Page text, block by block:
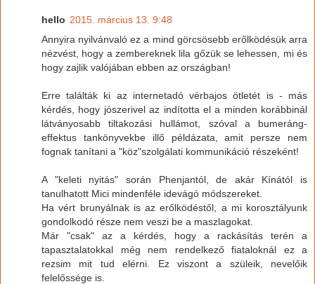
hello 2015. március 13. 9:48
Annyira nyilvánvaló ez a mind görcsösebb erőlködésük arra
nézvést, hogy a zembereknek lila gőzük se lehessen, mi és
hogy zajlik valójában ebben az országban!
Erre találták ki az internetadó vérbajos ötletét is - más
kérdés, hogy jószerivel az indította el a minden korábbinál
látványosabb tiltakozási hullámot, szóval a bumeráng-
effektus tankönyvekbe illő példázata, amit persze nem
fognak tanítani a "köz"szolgálati kommunikáció részeként!
A "keleti nyitás" során Phenjantól, de akár Kínától is
tanulhatott Mici mindenféle idevágó módszereket.
Ha vért brunyálnak is az erőlködéstől, a mi korosztályunk
gondolkodó része nem veszi be a maszlagokat.
Már "csak" az a kérdés, hogy a rackásítás terén a
tapasztalatokkal még nem rendelkező fiataloknál ez a
rezsim mit tud elérni. Ez viszont a szüleik, nevelőik
felelőssége is.